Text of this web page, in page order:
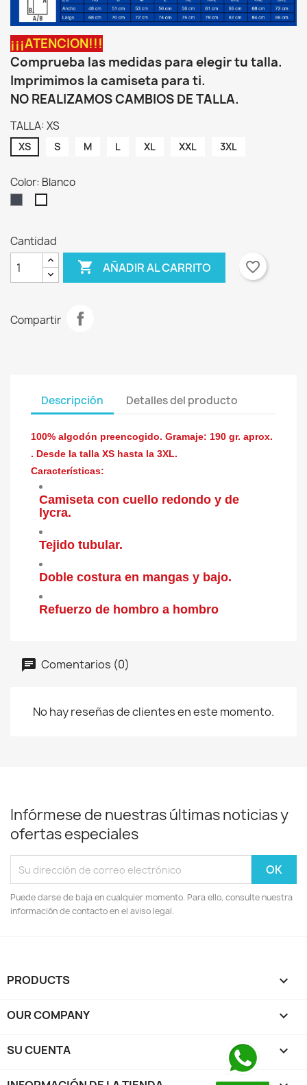
¡¡¡ATENCION!!!
Comprueba las medidas para elegir tu talla.
Imprimimos la camiseta para ti.
NO REALIZAMOS CAMBIOS DE TALLA.
TALLA: XS
XS S M L XL XXL 3XL
Color: Blanco
Cantidad
 AÑADIR AL CARRITO favorite_border
Compartir
Descripción Detalles del producto
100% algodón preencogido. Gramaje: 190 gr. aprox.
. Desde la talla XS hasta la 3XL.
Características:
Camiseta con cuello redondo y de
lycra.
Tejido tubular.
Doble costura en mangas y bajo.
Refuerzo de hombro a hombro
Comentarios (0)
No hay reseñas de clientes en este momento.
Infórmese de nuestras últimas noticias y
ofertas especiales
Puede darse de baja en cualquier momento. Para ello, consulte nuestra
información de contacto en el aviso legal.
PRODUCTS 
OUR COMPANY 
SU CUENTA 